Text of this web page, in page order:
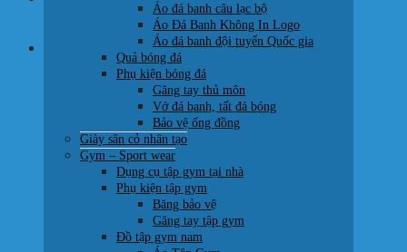
0707 22 77 93
Chưa có sản phẩm trong giỏ hàng.
Quay trở lại cửa hàng
Áo đá banh câu lạc bộ
Áo Đá Banh Không In Logo
Áo đá banh đội tuyển Quốc gia
Quả bóng đá
Phụ kiện bóng đá
Găng tay thủ môn
Vớ đá banh, tất đá bóng
Bảo vệ ống đồng
Giày sân cỏ nhân tạo
Gym – Sport wear
Dụng cụ tập gym tại nhà
Phụ kiện tập gym
Băng bảo vệ
Găng tay tập gym
Đồ tập gym nam